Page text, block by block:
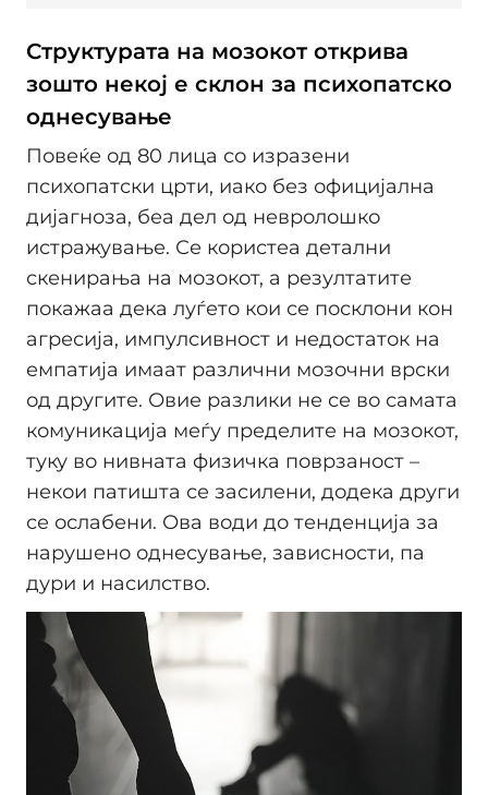
Структурата на мозокот открива
зошто некој е склон за психопатско
однесување
Повеќе од 80 лица со изразени
психопатски црти, иако без официјална
дијагноза, беа дел од невролошко
истражување. Се користеа детални
скенирања на мозокот, а резултатите
покажаа дека луѓето кои се посклони кон
агресија, импулсивност и недостаток на
емпатија имаат различни мозочни врски
од другите. Овие разлики не се во самата
комуникација меѓу пределите на мозокот,
туку во нивната физичка поврзаност –
некои патишта се засилени, додека други
се ослабени. Ова води до тенденција за
нарушено однесување, зависности, па
дури и насилство.